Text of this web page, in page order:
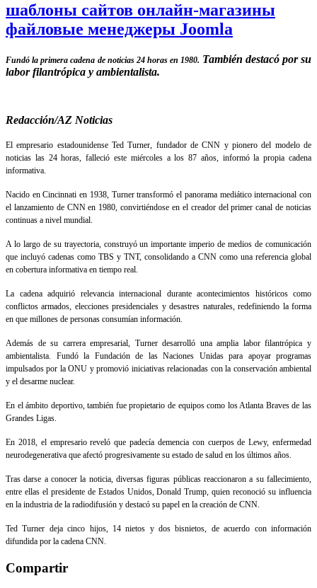
шаблоны сайтов онлайн-магазины
файловые менеджеры Joomla
Fundó la primera cadena de noticias 24 horas en 1980. También destacó por su
labor filantrópica y ambientalista.
Redacción/AZ Noticias
El empresario estadounidense Ted Turner, fundador de CNN y pionero del modelo de
noticias las 24 horas, falleció este miércoles a los 87 años, informó la propia cadena
informativa.
Nacido en Cincinnati en 1938, Turner transformó el panorama mediático internacional con
el lanzamiento de CNN en 1980, convirtiéndose en el creador del primer canal de noticias
continuas a nivel mundial.
A lo largo de su trayectoria, construyó un importante imperio de medios de comunicación
que incluyó cadenas como TBS y TNT, consolidando a CNN como una referencia global
en cobertura informativa en tiempo real.
La cadena adquirió relevancia internacional durante acontecimientos históricos como
conflictos armados, elecciones presidenciales y desastres naturales, redefiniendo la forma
en que millones de personas consumían información.
Además de su carrera empresarial, Turner desarrolló una amplia labor filantrópica y
ambientalista. Fundó la Fundación de las Naciones Unidas para apoyar programas
impulsados por la ONU y promovió iniciativas relacionadas con la conservación ambiental
y el desarme nuclear.
En el ámbito deportivo, también fue propietario de equipos como los Atlanta Braves de las
Grandes Ligas.
En 2018, el empresario reveló que padecía demencia con cuerpos de Lewy, enfermedad
neurodegenerativa que afectó progresivamente su estado de salud en los últimos años.
Tras darse a conocer la noticia, diversas figuras públicas reaccionaron a su fallecimiento,
entre ellas el presidente de Estados Unidos, Donald Trump, quien reconoció su influencia
en la industria de la radiodifusión y destacó su papel en la creación de CNN.
Ted Turner deja cinco hijos, 14 nietos y dos bisnietos, de acuerdo con información
difundida por la cadena CNN.
Compartir